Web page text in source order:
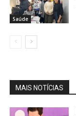
Saúde
MAIS NOTÍCIAS